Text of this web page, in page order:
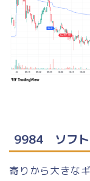
9984 ソフト
寄りから大きな